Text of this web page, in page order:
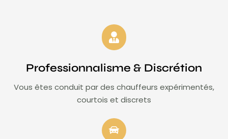
Professionnalisme & Discrétion
Vous êtes conduit par des chauffeurs expérimentés,
courtois et discrets